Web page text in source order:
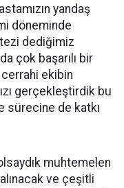
yandaş
döneminde
dediğimiz
çok başarılı bir
ekibin
gerçekleştirdik bu
sürecine de katkı
muhtemelen
ve çeşitli